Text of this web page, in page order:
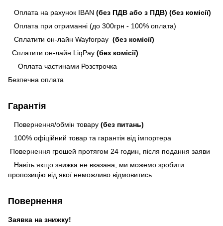
Оплата на рахунок IBAN (без ПДВ або з ПДВ) (без комісії)
Оплата при отриманні (до 300грн - 100% оплата)
Сплатити он-лайн Wayforpay (без комісії)
Сплатити он-лайн LiqPay (без комісії)
Оплата частинами Розстрочка
Безпечна оплата
Гарантія
Повернення/обмін товару (без питань)
100% офіційний товар та гарантія від імпортера
Повернення грошей протягом 24 годин, після подання заяви
Навіть якщо знижка не вказана, ми можемо зробити
пропозицію від якої неможливо відмовитись
Повернення
Заявка на знижку!